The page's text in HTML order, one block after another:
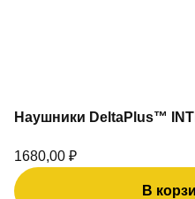
Наушники DeltaPlus™
1680,00 ₽
В